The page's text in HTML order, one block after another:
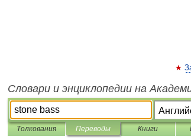
Словари и энциклопедии на
Толкования Переводы Книги